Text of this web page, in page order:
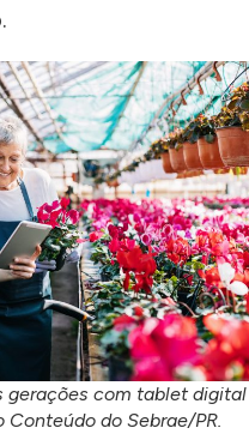
gerações com tablet digital
do Sebrae/PR.